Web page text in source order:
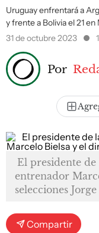
Uruguay enfrentará a
y frente a Bolivia el 21
31 de octubre 2023
Por
El presidente
entrenador
selecciones
Compartir